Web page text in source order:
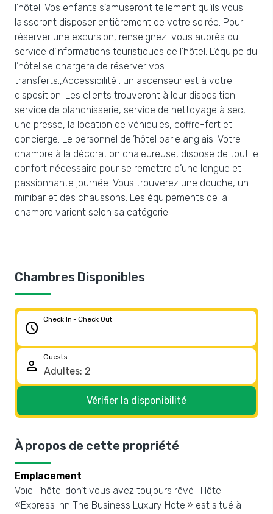
l’hôtel. Vos enfants s’amuseront tellement qu’ils vous
laisseront disposer entièrement de votre soirée. Pour
réserver une excursion, renseignez-vous auprès du
service d’informations touristiques de l’hôtel. L’équipe du
l’hôtel se chargera de réserver vos
transferts.,Accessibilité : un ascenseur est à votre
disposition. Les clients trouveront à leur disposition
service de blanchisserie, service de nettoyage à sec,
une presse, la location de véhicules, coffre-fort et
concierge. Le personnel del’hôtel parle anglais. Votre
chambre à la décoration chaleureuse, dispose de tout le
confort nécessaire pour se remettre d’une longue et
passionnante journée. Vous trouverez une douche, un
minibar et des chaussons. Les équipements de la
chambre varient selon sa catégorie.
Chambres Disponibles
schedule
Check In - Check Out
person
Guests
Vérifier la disponibilité
À propos de cette propriété
Emplacement
Voici l’hôtel don’t vous avez toujours rêvé : Hôtel
«Express Inn The Business Luxury Hotel» est situé à